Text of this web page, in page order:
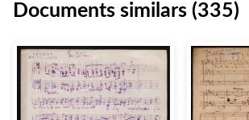
Documents similars (335)